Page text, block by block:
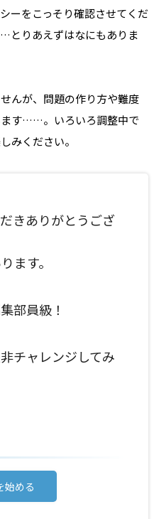
ーをこっそり確認させてくだ
とりあえずはなにもありま
んが、問題の作り方や難度
す……。いろいろ調整中で
みください。
きありがとうござ
ます。
部員級！
チャレンジしてみ
始める